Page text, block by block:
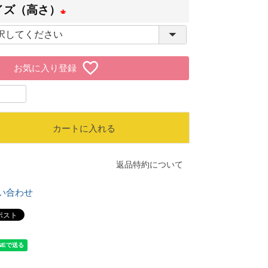
必
須
)
（高さ）
(
必
須
お気に入り登録
カートに入れる
返品特約について
合わせ